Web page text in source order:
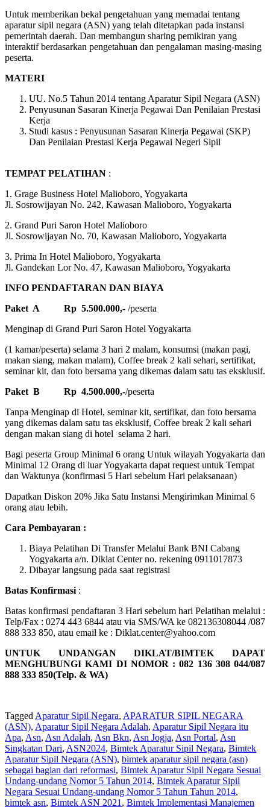
Untuk memberikan bekal pengetahuan yang memadai tentang
aparatur sipil negara (ASN) yang telah ditetapkan pada instansi
pemerintah daerah. Dan membangun sharing pemikiran yang
interaktif berdasarkan pengetahuan dan pengalaman masing-masing
peserta.
MATERI
UU. No.5 Tahun 2014 tentang Aparatur Sipil Negara (ASN)
Penyusunan Sasaran Kinerja Pegawai Dan Penilaian Prestasi
Kerja
Studi kasus : Penyusunan Sasaran Kinerja Pegawai (SKP)
Dan Penilaian Prestasi Kerja Pegawai Negeri Sipil
TEMPAT PELATIHAN :
1. Grage Business Hotel Malioboro, Yogyakarta
Jl. Sosrowijayan No. 242, Kawasan Malioboro, Yogyakarta
2. Grand Puri Saron Hotel Malioboro
Jl. Sosrowijayan No. 70, Kawasan Malioboro, Yogyakarta
3. Prima In Hotel Malioboro, Yogyakarta
Jl. Gandekan Lor No. 47, Kawasan Malioboro, Yogyakarta
INFO PENDAFTARAN DAN BIAYA
Paket A
Rp 5.500.000,- /peserta
Menginap di Grand Puri Saron Hotel Yogyakarta
(1 kamar/peserta) selama 3 hari 2 malam, konsumsi (makan pagi,
makan siang, makan malam), Coffee break 2 kali sehari, sertifikat,
seminar kit, dan foto bersama yang dikemas dalam satu tas eksklusif.
Paket B
Rp 4.500.000,-/peserta
Tanpa Menginap di Hotel, seminar kit, sertifikat, dan foto bersama
yang dikemas dalam satu tas eksklusif, Coffee break 2 kali sehari
dengan makan siang di hotel selama 2 hari.
Bagi peserta Group Minimal 6 orang Untuk wilayah Yogyakarta dan
Minimal 12 Orang di luar Yogyakarta dapat request untuk Tempat
dan Waktunya (konfirmasi 5 Hari sebelum Hari pelaksanaan)
Dapatkan Diskon 20% Jika Satu Instansi Mengirimkan Minimal 6
orang atau lebih.
Cara Pembayaran :
Biaya Pelatihan Di Transfer Melalui Bank BNI Cabang
Yogyakarta a/n. Diklat Center no. rekening 0911017873
Dibayar langsung pada saat registrasi
Batas Konfirmasi :
Batas konfirmasi pendaftaran 3 Hari sebelum hari Pelatihan melalui :
Telp/Fax : 0274 443 6844 atau via SMS/WA ke 082136308044 /087
888 333 850, atau email ke : Diklat.center@yahoo.com
UNTUK UNDANGAN DIKLAT/BIMTEK DAPAT
MENGHUBUNGI KAMI DI NOMOR : 082 136 308 044/087
888 333 850(Telp. & WA)
Tagged Aparatur Sipil Negara, APARATUR SIPIL NEGARA
(ASN), Aparatur Sipil Negara Adalah, Aparatur Sipil Negara itu
Apa, Asn, Asn Adalah, Asn Bkn, Asn Jogja, Asn Portal, Asn
Singkatan Dari, ASN2024, Bimtek Aparatur Sipil Negara, Bimtek
Aparatur Sipil Negara (ASN), bimtek aparatur sipil negara (asn)
sebagai bagian dari reformasi, Bimtek Aparatur Sipil Negara Sesuai
Undang-undang Nomor 5 Tahun 2014, Bimtek Aparatur Sipil
Negara Sesuai Undang-undang Nomor 5 Tahun Tahun 2014,
bimtek asn, Bimtek ASN 2021 , Bimtek Implementasi Manajemen